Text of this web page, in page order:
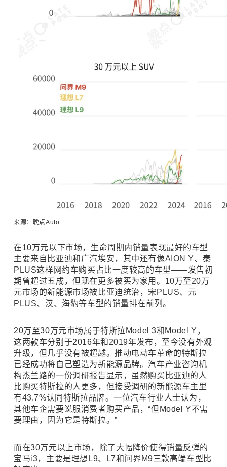
来源：晚点Auto
在10万元以下市场，生命周期内销量表现最好的车型
主要来自比亚迪和广汽埃安，其中还有像AION Y、秦
PLUS这样网约车购买占比一度较高的车型——发售初
期曾超过五成，但现在更多被买为家用。10万至20万
元市场的新能源市场被比亚迪统治，宋PLUS、元
PLUS、汉、海豹等车型的销量排在前列。
20万至30万元市场属于特斯拉Model 3和Model Y，
这两款车分别于2016年和2019年发布，至今没有外观
升级，但几乎没有被超越。推动电动车革命的特斯拉
已经成功将自己塑造为新能源品牌。汽车产业咨询机
构杰兰路的一份调研报告显示，虽然购买比亚迪的人
比购买特斯拉的人更多，但接受调研的新能源车主里
有43.7%认同特斯拉品牌。一位汽车行业人士认为，
其他车企需要说服消费者购买产品，“但Model Y不需
要理由，因为它是特斯拉。”
而在30万元以上市场，除了大幅降价使得销量反弹的
宝马i3，主要是理想L9、L7和问界M9三款高端车型比